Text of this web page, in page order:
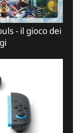
- il gioco dei